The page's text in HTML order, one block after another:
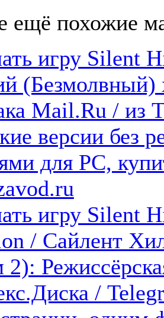
ещё похожие
игру Silent
(Безмолвный)
Mail.Ru / из
версии без
для PC,
игру Silent
/ Сайлент
2):
/